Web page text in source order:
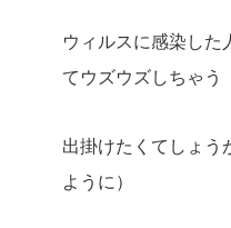
ウィルスに感染した
てウズウズしちゃう
出掛けたくてしょう
ように）